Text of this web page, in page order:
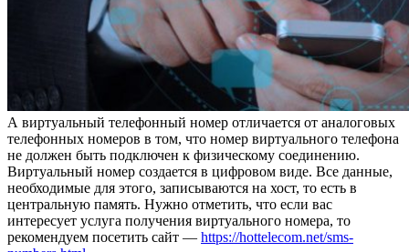
А виртуальный телефонный номер отличается от аналоговых
телефонных номеров в том, что номер виртуального телефона
не должен быть подключен к физическому соединению.
Виртуальный номер создается в цифровом виде. Все данные,
необходимые для этого, записываются на хост, то есть в
центральную память. Нужно отметить, что если вас
интересует услуга получения виртуального номера, то
рекомендуем посетить сайт — https://hottelecom.net/sms-